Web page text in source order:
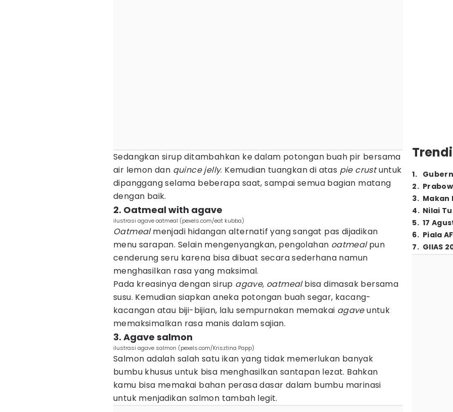
Sedangkan sirup ditambahkan ke dalam potongan buah pir bersama
air lemon dan quince jelly. Kemudian tuangkan di atas pie crustuntuk
dipanggang selama beberapa saat, sampai semua bagian matang
dengan baik.
2. Oatmeal with agave
ilustrasi agave oatmeal (pexels.com/eat kubba)
Oatmealmenjadi hidangan alternatif yang sangat pas dijadikan
menu sarapan. Selain mengenyangkan, pengolahan oatmealpun
cenderung seru karena bisa dibuat secara sederhana namun
menghasilkan rasa yang maksimal.
Pada kreasinya dengan sirup agave, oatmealbisa dimasak bersama
susu. Kemudian siapkan aneka potongan buah segar, kacang-
kacangan atau biji-bijian, lalu sempurnakan memakai agaveuntuk
memaksimalkan rasa manis dalam sajian.
3. Agave salmon
ilustrasi agave salmon (pexels.com/Krisztina Papp)
Salmon adalah salah satu ikan yang tidak memerlukan banyak
bumbu khusus untuk bisa menghasilkan santapan lezat. Bahkan
kamu bisa memakai bahan perasa dasar dalam bumbu marinasi
untuk menjadikan salmon tambah legit.
1.
2.
3. Makan
4. Nilai
5. 17
6. Piala
7. GIIAS